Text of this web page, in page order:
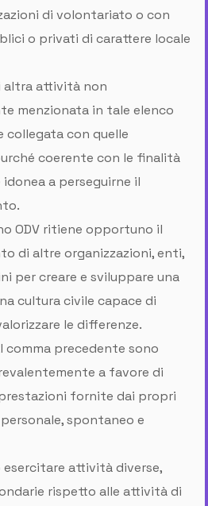
di volontariato o con
o privati di carattere locale
altra attività non
menzionata in tale elenco
collegata con quelle
coerente con le finalità
a perseguirne il
ODV ritiene opportuno il
di altre organizzazioni, enti,
per creare e sviluppare una
cultura civile capace di
le differenze.
comma precedente sono
a favore di
fornite dai propri
spontaneo e
esercitare attività diverse,
rispetto alle attività di